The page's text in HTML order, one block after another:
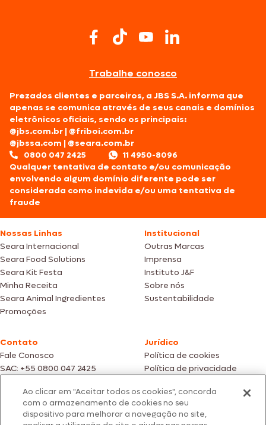
Trabalhe conosco
Prezados clientes e parceiros, a JBS S.A. informa que
apenas se comunica através de seus canais e domínios
eletrônicos oficiais, sendo os principais:
@jbs.com.br |@friboi.com.br
@jbssa.com |@seara.com.br
0800 047 2425
11 4950-8096
Qualquer tentativa de contato e/ou comunicação
envolvendo algum domínio diferente pode ser
considerada como indevida e/ou uma tentativa de
fraude
Nossas Linhas
Seara Internacional
Seara Food Solutions
Seara Kit Festa
Minha Receita
Seara Animal Ingredientes
Promoções
Institucional
Outras Marcas
Imprensa
Instituto J&F
Sobre nós
Sustentabilidade
Contato
Fale Conosco
SAC: +55 0800 047 2425
Jurídico
Política de cookies
Política de privacidade
Fotos meramente ilustrativas | Ofertas válidas enquanto durarem os
estoques dos nossos parceiros | Vendas sujeitas a análise e confirmação
de dados.
Ao clicar em "Aceitar todos os cookies", concorda
com o armazenamento de cookies no seu
dispositivo para melhorar a navegação no site,